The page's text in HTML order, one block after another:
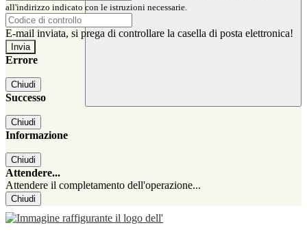
all'indirizzo indicato con le istruzioni necessarie.
E-mail inviata, si prega di controllare la casella di posta elettronica!
Errore
Chiudi
Successo
Chiudi
Informazione
Chiudi
Attendere...
Attendere il completamento dell'operazione...
Chiudi